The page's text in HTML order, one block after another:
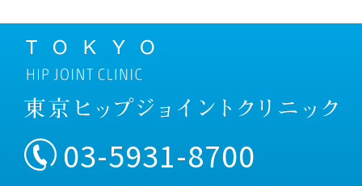
03-5931-8700